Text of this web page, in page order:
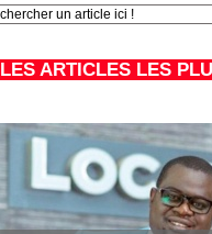
LES ARTICLES LES